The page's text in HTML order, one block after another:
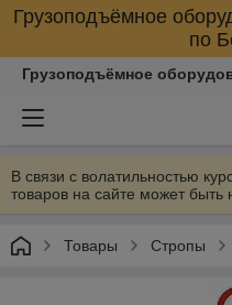
Грузоподъёмное
по
Грузоподъёмное
В связи с волатильностью
товаров на сайте может быть
Товары Стропы